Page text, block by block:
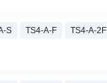
S TS4-A-F TS4-A-2F